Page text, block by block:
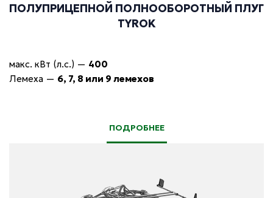
ПОЛУПРИЦЕПНОЙ ПОЛНООБОРОТНЫЙ ПЛУГ
TYROK
макс. кВт (л.с.) — 400
Лемеха — 6, 7, 8 или 9 лемехов
ПОДРОБНЕЕ